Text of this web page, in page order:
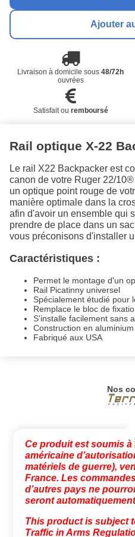
Ajouter
Livraison à domicile sous48/72h
ouvrées
Satisfait ou remboursé
Rail optique X-22
Le rail X22 Backpacker est
canon de votre Ruger 22/
un optique point rouge de
manière optimale dans la
afin d'avoir un ensemble qui
prendre de place dans un
vous préconisons d'installer
Caractéristiques :
Permet le montage d'un
Rail Picatinny universel
Spécialement étudié pour
Remplace le bloc de
S'installe facilement sans
Construction en
Fabriqué aux USA
Nos
Ce produit est soumis à
américaine
matériels de guerre),
France. Les
d’autres pays ne
seront
This product is subject
Traffic in Arms